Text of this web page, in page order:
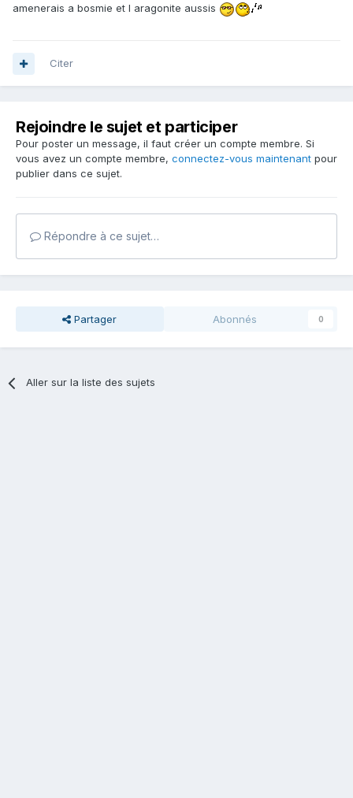
amenerais a bosmie et l aragonite aussis
Citer
Rejoindre le sujet et participer
Pour poster un message, il faut créer un compte membre. Si
vous avez un compte membre, connectez-vous maintenant pour
publier dans ce sujet.
Répondre à ce sujet…
Partager Abonnés 0
Aller sur la liste des sujets